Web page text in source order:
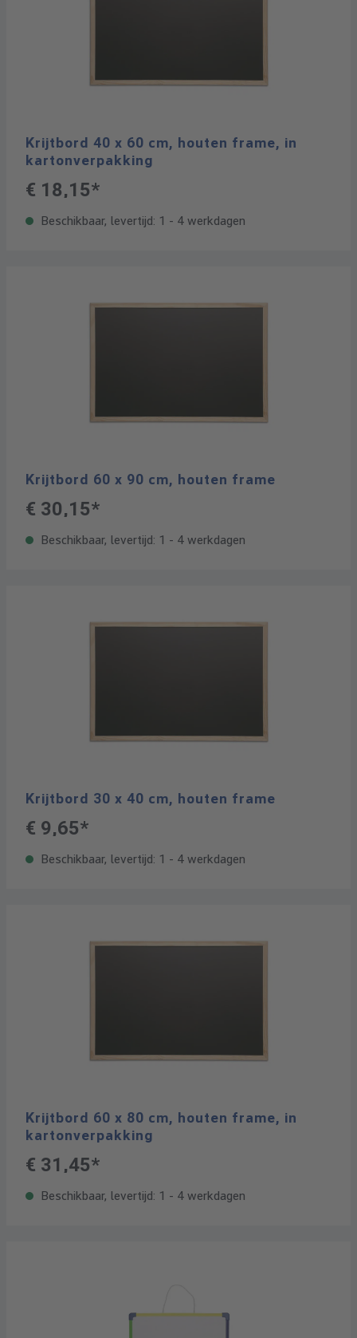
Krijtbord 40 x 60 cm, houten frame, in
kartonverpakking
€ 18,15*
Beschikbaar, levertijd: 1 - 4 werkdagen
Krijtbord 60 x 90 cm, houten frame
€ 30,15*
Beschikbaar, levertijd: 1 - 4 werkdagen
Krijtbord 30 x 40 cm, houten frame
€ 9,65*
Beschikbaar, levertijd: 1 - 4 werkdagen
Krijtbord 60 x 80 cm, houten frame, in
kartonverpakking
€ 31,45*
Beschikbaar, levertijd: 1 - 4 werkdagen